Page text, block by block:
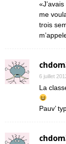
me
trois
6 juillet
La
Pauv’